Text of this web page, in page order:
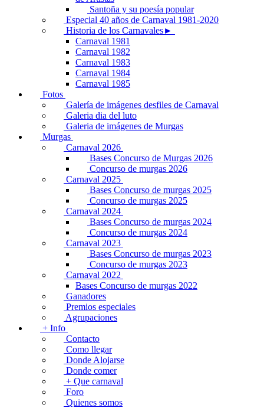
Santoña y su poesía popular
Especial 40 años de Carnaval 1981-2020
Historia de los Carnavales►
Carnaval 1981
Carnaval 1982
Carnaval 1983
Carnaval 1984
Carnaval 1985
Fotos
Galería de imágenes desfiles de Carnaval
Galeria dia del luto
Galeria de imágenes de Murgas
Murgas
Carnaval 2026
Bases Concurso de Murgas 2026
Concurso de murgas 2026
Carnaval 2025
Bases Concurso de murgas 2025
Concurso de murgas 2025
Carnaval 2024
Bases Concurso de murgas 2024
Concurso de murgas 2024
Carnaval 2023
Bases Concurso de murgas 2023
Concurso de murgas 2023
Carnaval 2022
Bases Concurso de murgas 2022
Ganadores
Premios especiales
Agrupaciones
+ Info
Contacto
Como llegar
Donde Alojarse
Donde comer
+ Que carnaval
Foro
Quienes somos